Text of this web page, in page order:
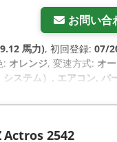
お問い合
馬力), 初回登録: 07/
: オレンジ, 変速方式: オ
ステム）, エアコン, パ
Actros 2542